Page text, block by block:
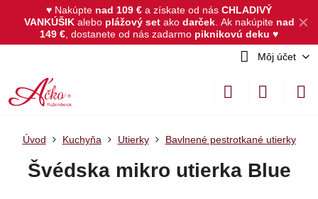
✕
♥ Nakúpte nad 109 € a získate od nás CHLADIVÝ
VANKÚŠIKalebo plážový set akodarček. Ak nakúpite nad
149 € , dostanete od nás zadarmo piknikovú deku ♥
Môj účet
Úvod Kuchyňa Utierky Bavlnené pestrotkané utierky
Švédska mikro utierka Blue